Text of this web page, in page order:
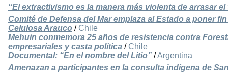
“El extractivismo es la manera más violenta de arrasar
Comité de Defensa del Mar emplaza al Estado a poner
Celulosa Arauco / Chile
Mehuin conmemora 25 años de resistencia contra
empresariales y casta política / Chile
Documental: “En el nombre del Litio” /Argentina
Amenazan a participantes en la consulta indígena de